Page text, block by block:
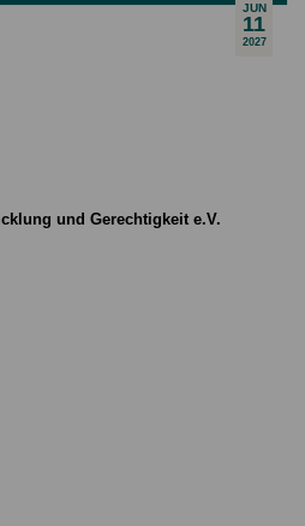
JUN
11
2027
und Gerechtigkeit e.V.